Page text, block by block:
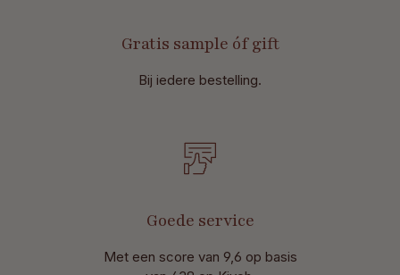
Gratis sample óf gift
Bij iedere bestelling.
Goede service
Met een score van 9,6 op basis